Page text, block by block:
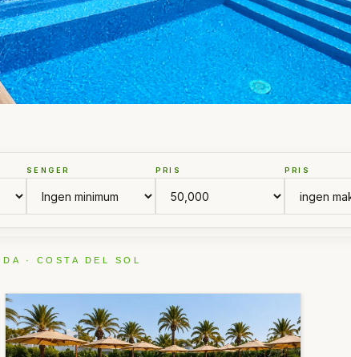
SENGER PRIS PRIS
· COSTA DEL SOL